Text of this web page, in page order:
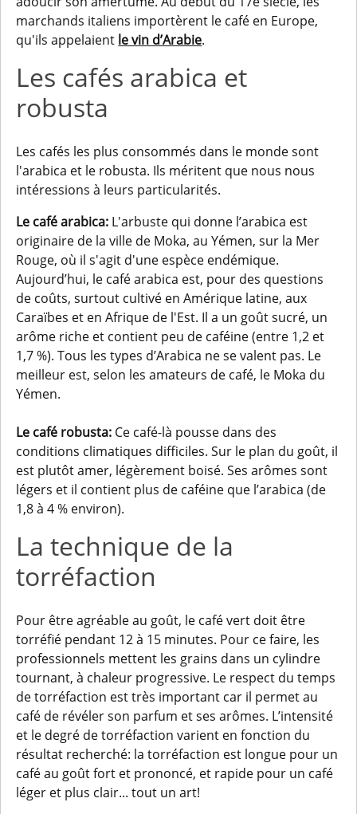
marchands italiens importèrent le café en Europe,
qu'ils appelaient le vin d’Arabie.
Les cafés arabica et
robusta
Les cafés les plus consommés dans le monde sont
l'arabica et le robusta. Ils méritent que nous nous
intéressions à leurs particularités.
Le café arabica: L'arbuste qui donne l’arabica est
originaire de la ville de Moka, au Yémen, sur la Mer
Rouge, où il s'agit d'une espèce endémique.
Aujourd’hui, le café arabica est, pour des questions
de coûts, surtout cultivé en Amérique latine, aux
Caraïbes et en Afrique de l'Est. Il a un goût sucré, un
arôme riche et contient peu de caféine (entre 1,2 et
1,7 %). Tous les types d’Arabica ne se valent pas. Le
meilleur est, selon les amateurs de café, le Moka du
Yémen.
Le café robusta: Ce café-là pousse dans des
conditions climatiques difficiles. Sur le plan du goût, il
est plutôt amer, légèrement boisé. Ses arômes sont
légers et il contient plus de caféine que l’arabica (de
1,8 à 4 % environ).
La technique de la
torréfaction
Pour être agréable au goût, le café vert doit être
torréfié pendant 12 à 15 minutes. Pour ce faire, les
professionnels mettent les grains dans un cylindre
tournant, à chaleur progressive. Le respect du temps
de torréfaction est très important car il permet au
café de révéler son parfum et ses arômes. L’intensité
et le degré de torréfaction varient en fonction du
résultat recherché: la torréfaction est longue pour un
café au goût fort et prononcé, et rapide pour un café
léger et plus clair... tout un art!